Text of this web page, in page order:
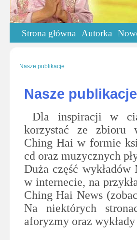
Strona główna Autorka
Nasze publikacje
Nasze publikacje
Dla inspiracji w
korzystać ze zbioru
Ching Hai w formie
cd oraz muzycznych
Duża część wykładów
w internecie, na
Ching Hai News
Na niektórych
aforyzmy oraz